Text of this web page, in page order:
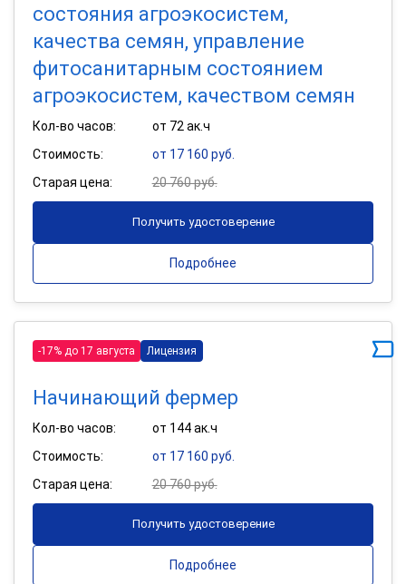
состояния агроэкосистем,
качества семян, управление
фитосанитарным состоянием
агроэкосистем, качеством семян
Кол-во часов:
от 72 ак.ч
Стоимость:
от 17 160 руб.
Старая цена:
20 760 руб.
Получить удостоверение
Подробнее
-17% до 17 августа Лицензия
Начинающий фермер
Кол-во часов:
от 144 ак.ч
Стоимость:
от 17 160 руб.
Старая цена:
20 760 руб.
Получить удостоверение
Подробнее